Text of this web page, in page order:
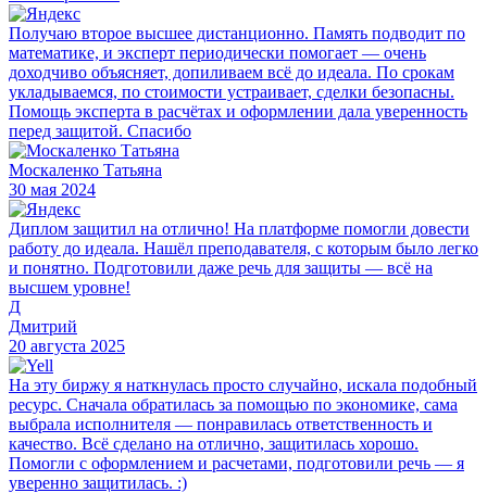
Получаю второе высшее дистанционно. Память подводит по
математике, и эксперт периодически помогает — очень
доходчиво объясняет, допиливаем всё до идеала. По срокам
укладываемся, по стоимости устраивает, сделки безопасны.
Помощь эксперта в расчётах и оформлении дала уверенность
перед защитой. Спасибо
Москаленко Татьяна
30 мая 2024
Диплом защитил на отлично! На платформе помогли довести
работу до идеала. Нашёл преподавателя, с которым было легко
и понятно. Подготовили даже речь для защиты — всё на
высшем уровне!
Д
Дмитрий
20 августа 2025
На эту биржу я наткнулась просто случайно, искала подобный
ресурс. Сначала обратилась за помощью по экономике, сама
выбрала исполнителя — понравилась ответственность и
качество. Всё сделано на отлично, защитилась хорошо.
Помогли с оформлением и расчетами, подготовили речь — я
уверенно защитилась. :)